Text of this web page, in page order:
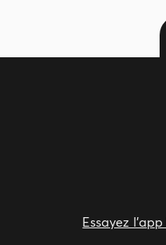
Essayez